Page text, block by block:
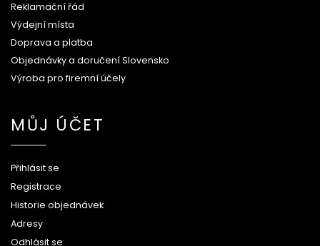
Reklamační řád
Výdejní místa
Doprava a platba
Objednávky a doručení Slovensko
Výroba pro firemní účely
MŮJ ÚČET
Přihlásit se
Registrace
Historie objednávek
Adresy
Odhlásit se